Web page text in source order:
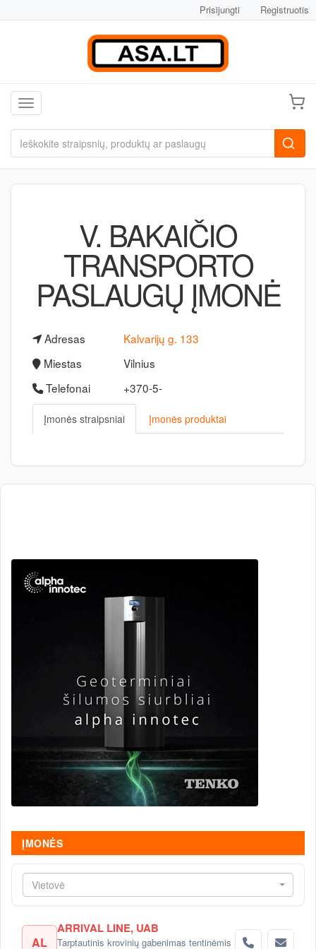
Prisijungti Registruotis
Toggle navigation
V. BAKAIČIO
TRANSPORTO
PASLAUGŲ ĮMONĖ
Adresas
Kalvarijų g. 133
Miestas
Vilnius
Telefonai
+370-5-
Įmonės straipsniai Įmonės produktai
ĮMONĖS
Vietovė
AL
ARRIVAL LINE, UAB
Tarptautinis krovinių gabenimas tentinėmis